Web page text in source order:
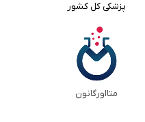
پزشکی کل کشور
متااورگانون